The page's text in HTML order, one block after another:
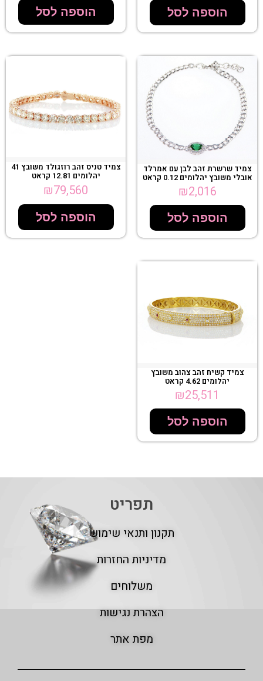
הוספה לסל הוספה לסל
צמיד שרשרת זהב לבן עם אמרלד
אובלי משובץ יהלומים 0.12 קראט
₪2,016
הוספה לסל
צמיד טניס זהב רוזגולד משובץ 41
יהלומים 12.81 קראט
₪79,560
הוספה לסל
צמיד קשיח זהב צהוב משובץ
יהלומים 4.62 קראט
₪25,511
הוספה לסל
תפריט
תקנון ותנאי שימוש
מדיניות החזרות
משלוחים
הצהרת נגישות
מפת אתר